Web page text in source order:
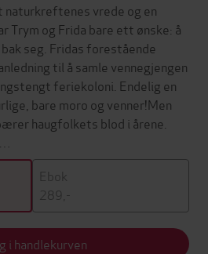
vrede og en
Trym og Frida bare ett ønske: å
seg. Fridas forestående
til å samle vennegjengen
feriekoloni. Endelig en
bare moro og venner!Men
haugfolkets blod i årene.
Ebok
289,-
i handlekurven